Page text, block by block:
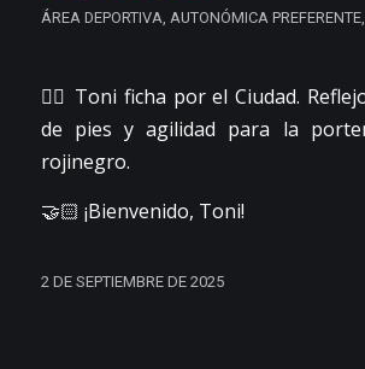
ÁREA DEPORTIVA, AUTONÓMICA PREFERENTE,
👉🏼 Toni ficha por el Ciudad.
de pies y agilidad para la
rojinegro.
🤝🏻 ¡Bienvenido, Toni!
2 DE SEPTIEMBRE DE 2025